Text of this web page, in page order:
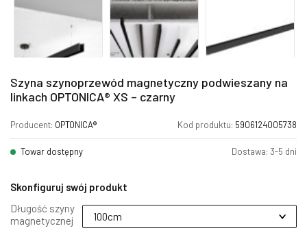
Szyna szynoprzewód magnetyczny podwieszany na
linkach OPTONICA® XS – czarny
Producent: OPTONICA® Kod produktu: 5906124005738
Towar dostępny Dostawa: 3-5 dni
Skonfiguruj swój produkt
Długość szyny
magnetycznej